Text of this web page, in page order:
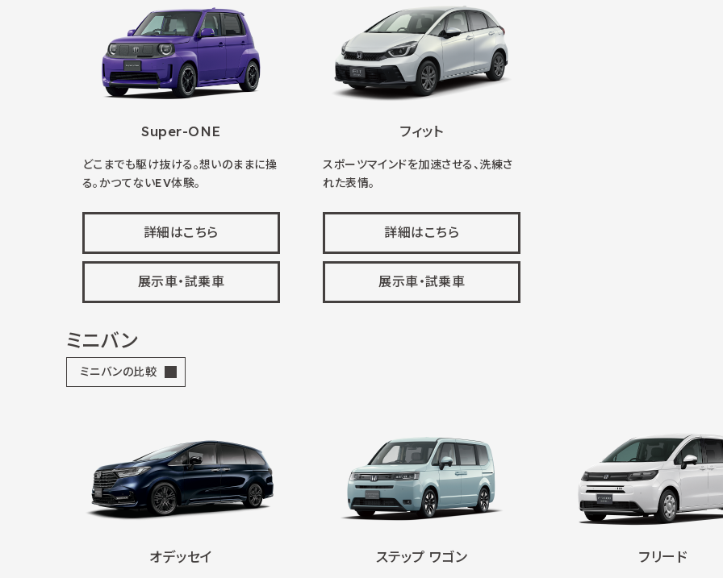
Super-ONE
どこまでも駆け抜ける。想いのままに操
る。かつてないEV体験。
詳細はこちら
展示車・試乗車
フィット
スポーツマインドを加速させる、洗練さ
れた表情。
詳細はこちら
展示車・試乗車
ミニバン
ミニバンの比較
オデッセイ ステップ ワゴン フリード